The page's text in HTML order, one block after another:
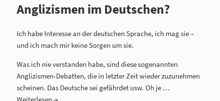
Anglizismen im Deutschen?
Ich habe Interesse an der deutschen Sprache, ich mag sie –
und ich mach mir keine Sorgen um sie.
Was ich nie verstanden habe, sind diese sogenannten
Anglizismen-Debatten, die in letzter Zeit wieder zuzunehmen
scheinen. Das Deutsche sei gefährdet usw. Oh je …
Weiterlesen